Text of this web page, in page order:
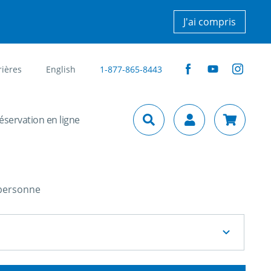
J'ai compris
English 1-877-865-8443
en ligne